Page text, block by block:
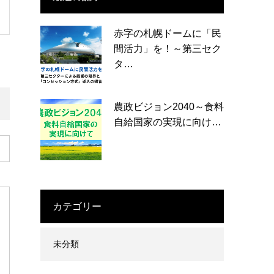
赤字の札幌ドームに「民
間活力」を！～第三セク
タ…
農政ビジョン2040～食料
自給国家の実現に向け…
カテゴリー
未分類